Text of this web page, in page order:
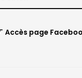
Accès page